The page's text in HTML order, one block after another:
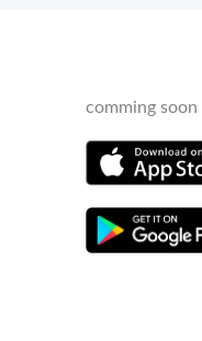
comming soon